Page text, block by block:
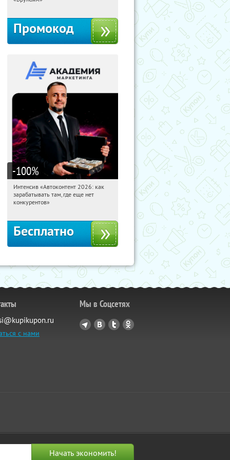
Промокод
-100%
06:47:54 Получили:
Россия
Интенсив «Автоконтент 2026: как
зарабатывать там, где еще нет
конкурентов»
Бесплатно
с нами
Мы в Соцсетях